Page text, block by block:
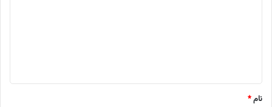
نام*